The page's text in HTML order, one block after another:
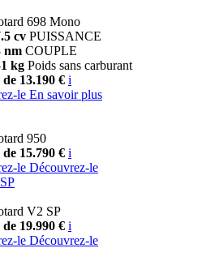
698 Mono
cv PUISSANCE
nm COUPLE
kg Poids sans carburant
13.190 € i
le En savoir plus
950
15.790 € i
le Découvrez-le
V2 SP
19.990 € i
le Découvrez-le